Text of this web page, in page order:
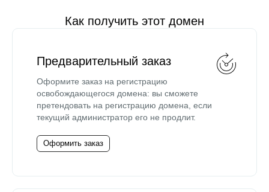
Как получить этот домен
Предварительный заказ
Оформите заказ на регистрацию
освобождающегося домена: вы сможете
претендовать на регистрацию домена, если
текущий администратор его не продлит.
Оформить заказ